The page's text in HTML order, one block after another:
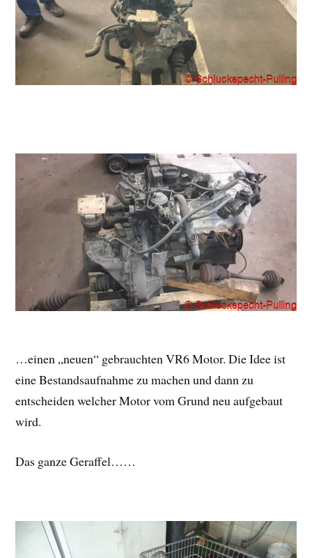
…einen „neuen“ gebrauchten VR6 Motor. Die Idee ist
eine Bestandsaufnahme zu machen und dann zu
entscheiden welcher Motor vom Grund neu aufgebaut
wird.
Das ganze Geraffel……